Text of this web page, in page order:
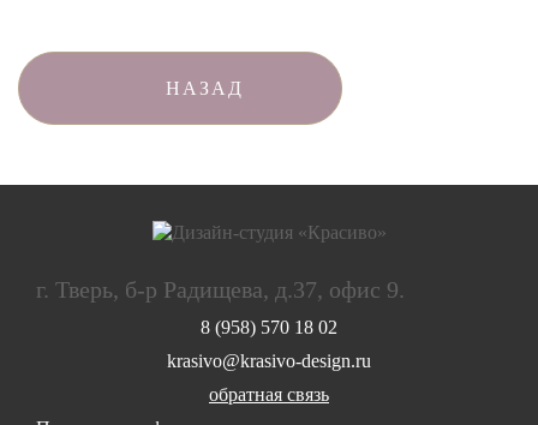
НАЗАД
г. Тверь, б-р Радищева, д.37, офис 9.
8 (958) 570 18 02
krasivo@krasivo-design.ru
обратная связь